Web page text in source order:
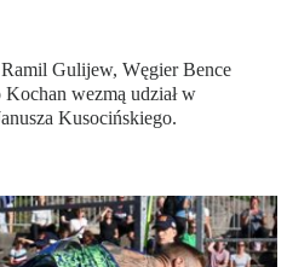
Gulijew, Węgier Bence
wezmą udział w
Kusocińskiego.